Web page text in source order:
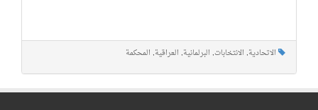
الاتحادية, الانتخابات, البرلمانية, العراقية, المحكمة